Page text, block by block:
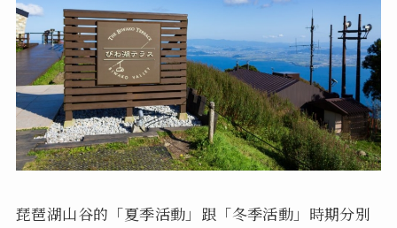
琵琶湖山谷的「夏季活動」跟「冬季活動」時期分別